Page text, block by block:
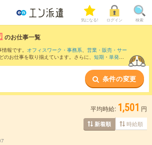
気になる! ログイン 検索
のお仕事一覧
報です。 オフィスワーク・事務系、 営業・販売・サー
のお仕事を取り揃えています。さらに、 短期 ・ 単発な
など近隣駅のお仕事もご確
条件の変更
平均時給: 1,501 円
新着順 時給順